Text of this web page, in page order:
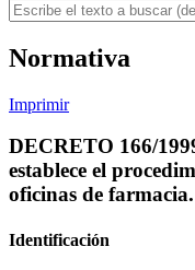
Normativa
Imprimir
DECRETO 166/
establece el
oficinas de farmacia.
Identificación